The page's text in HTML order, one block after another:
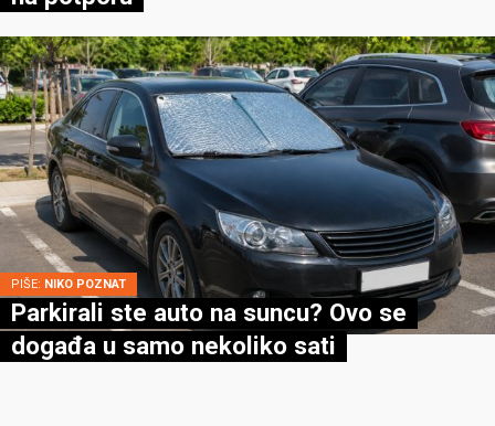
PIŠE: NIKO POZNAT
Parkirali ste auto na suncu? Ovo se
događa u samo nekoliko sati